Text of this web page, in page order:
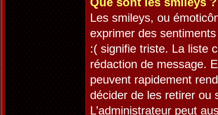
Les smileys, ou
exprimer des
:( signifie triste. La liste
rédaction de message.
peuvent rapidement
décider de les retirer ou
L’administrateur peut